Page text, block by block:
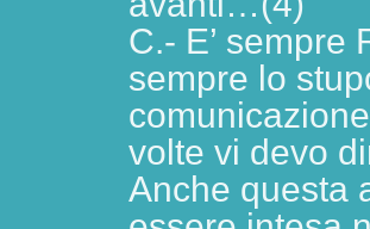
C.- E’ sempre
sempre lo
volte vi devo
Anche questa